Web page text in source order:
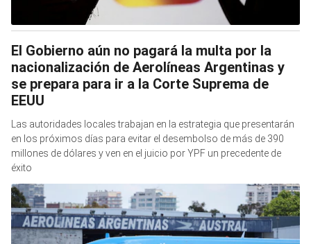
El Gobierno aún no pagará la multa por la
nacionalización de Aerolíneas Argentinas y
se prepara para ir a la Corte Suprema de
EEUU
Las autoridades locales trabajan en la estrategia que presentarán
en los próximos días para evitar el desembolso de más de 390
millones de dólares y ven en el juicio por YPF un precedente de
éxito